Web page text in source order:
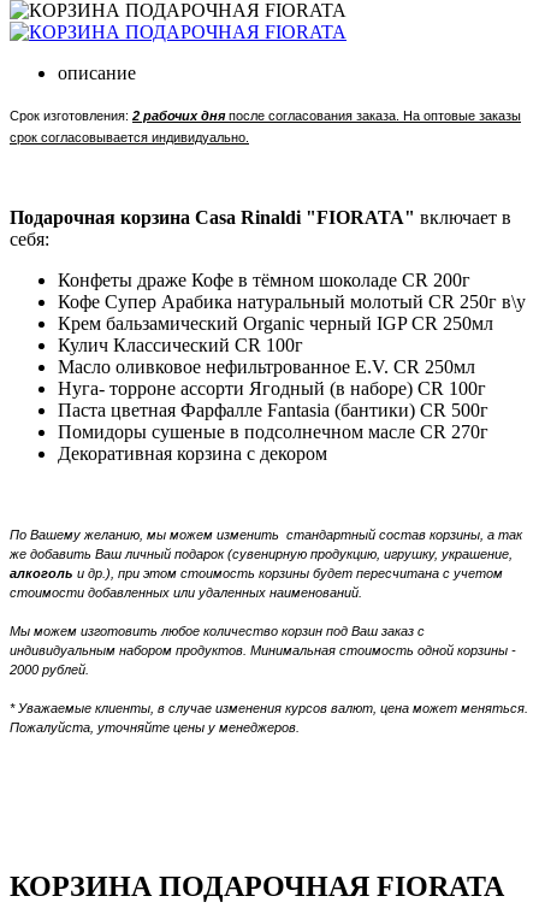
описание
Срок изготовления: 2 рабочих дняпосле согласования заказа. На оптовые заказы
срок согласовывается индивидуально.
Подарочная корзина Casa Rinaldi "FIORATA" включает в
себя:
Конфеты драже Кофе в тёмном шоколаде CR 200г
Кофе Супер Арабика натуральный молотый CR 250г в\у
Крем бальзамический Organic черный IGP CR 250мл
Кулич Классический CR 100г
Масло оливковое нефильтрованное E.V. CR 250мл
Нуга- торроне ассорти Ягодный (в наборе) CR 100г
Паста цветная Фарфалле Fantasia (бантики) CR 500г
Помидоры сушеные в подсолнечном масле CR 270г
Декоративная корзина с декором
По Вашему желанию, мы можем изменить стандартный состав корзины, а так
же добавить Ваш личный подарок (сувенирную продукцию, игрушку, украшение,
алкоголь и др.), при этом стоимость корзины будет пересчитана с учетом
стоимости добавленных или удаленных наименований.
Мы можем изготовить любое количество корзин под Ваш заказ с
индивидуальным набором продуктов. Минимальная стоимость одной корзины -
2000 рублей.
* Уважаемые клиенты, в случае изменения курсов валют, цена может меняться.
Пожалуйста, уточняйте цены у менеджеров.
КОРЗИНА ПОДАРОЧНАЯ FIORATA